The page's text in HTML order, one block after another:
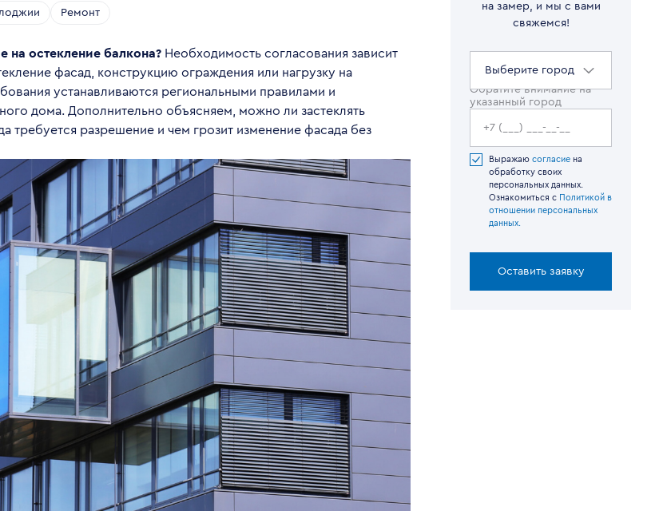
Ремонт
на остекление балкона? Необходимость согласования зависит
фасад, конструкцию ограждения или нагрузку на
устанавливаются региональными правилами и
дома. Дополнительно объясняем, можно ли застеклять
требуется разрешение и чем грозит изменение фасада без
на замер, и мы с вами
свяжемся!
Выберите город
Обратите внимание на
указанный город
Выражаю согласие на
обработку своих
персональных данных.
Ознакомиться с Политикой в
отношении персональных
данных.
Оставить заявку